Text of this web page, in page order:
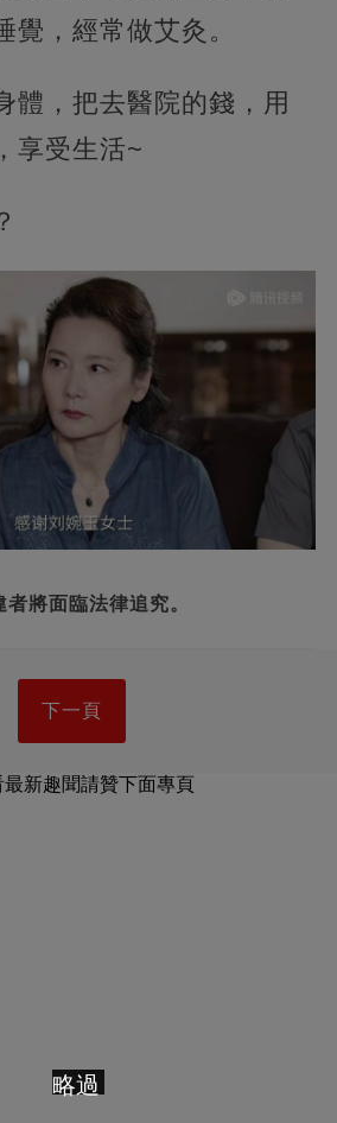
覺，經常做艾灸。
體，把去醫院的錢，用
享受生活~
將面臨法律追究。
下一頁
最新趣聞請贊下面專頁
略過